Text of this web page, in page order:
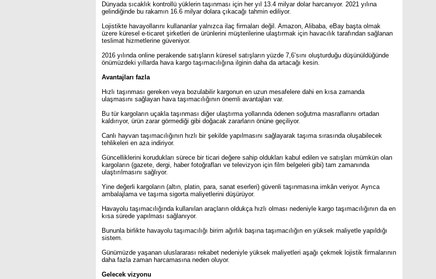
Dünyada sıcaklık kontrollü yüklerin taşınması için her yıl 13.4 milyar dolar harcanıyor. 2021 yılına
gelindiğinde bu rakamın 16.6 milyar dolara çıkacağı tahmin ediliyor.
Lojistikte havayollarını kullananlar yalnızca ilaç firmaları değil. Amazon, Alibaba, eBay başta olmak
üzere küresel e-ticaret şirketleri de ürünlerini müşterilerine ulaştırmak için havacılık tarafından sağlanan
teslimat hizmetlerine güveniyor.
2016 yılında online perakende satışların küresel satışların yüzde 7,6’sını oluşturduğu düşünüldüğünde
önümüzdeki yıllarda hava kargo taşımacılığına ilginin daha da artacağı kesin.
Avantajları fazla
Hızlı taşınması gereken veya bozulabilir kargonun en uzun mesafelere dahi en kısa zamanda
ulaşmasını sağlayan hava taşımacılığının önemli avantajları var.
Bu tür kargoların uçakla taşınması diğer ulaştırma yollarında ödenen soğutma masraflarını ortadan
kaldırıyor, ürün zarar görmediği gibi doğacak zararların önüne geçiliyor.
Canlı hayvan taşımacılığının hızlı bir şekilde yapılmasını sağlayarak taşıma sırasında oluşabilecek
tehlikeleri en aza indiriyor.
Güncelliklerini korudukları sürece bir ticari değere sahip oldukları kabul edilen ve satışları mümkün olan
kargoların (gazete, dergi, haber fotoğrafları ve televizyon için film belgeleri gibi) tam zamanında
ulaştırılmasını sağlıyor.
Yine değerli kargoların (altın, platin, para, sanat eserleri) güvenli taşınmasına imkân veriyor. Ayrıca
ambalajlama ve taşıma sigorta maliyetlerini düşürüyor.
Havayolu taşımacılığında kullanılan araçların oldukça hızlı olması nedeniyle kargo taşımacılığının da en
kısa sürede yapılması sağlanıyor.
Bununla birlikte havayolu taşımacılığı birim ağırlık başına taşımacılığın en yüksek maliyetle yapıldığı
sistem.
Günümüzde yaşanan uluslararası rekabet nedeniyle yüksek maliyetleri aşağı çekmek lojistik firmalarının
daha fazla zaman harcamasına neden oluyor.
Gelecek vizyonu